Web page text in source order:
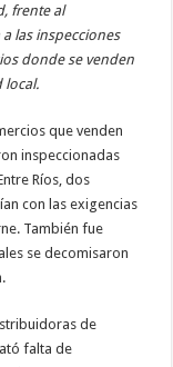
frente al
las inspecciones
donde se venden
local.
que venden
inspeccionadas
Ríos, dos
con las exigencias
También fue
se decomisaron
de
falta de